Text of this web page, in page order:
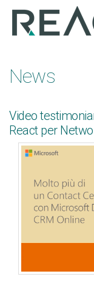
News
Video
React per